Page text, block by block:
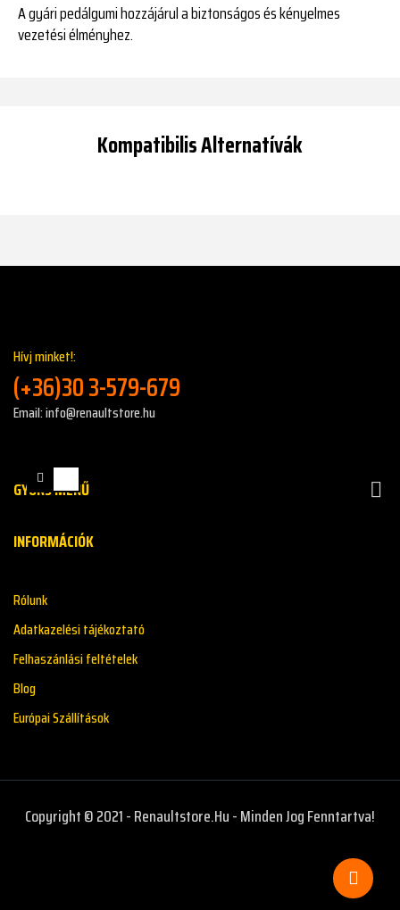
A gyári pedálgumi hozzájárul a biztonságos és kényelmes
vezetési élményhez.
Kompatibilis Alternatívák
Hívj minket!:
(+36)30 3-579-679
Email: info@renaultstore.hu
GYORS MENŰ 
INFORMÁCIÓK
Rólunk
Adatkazelési tájékoztató
Felhaszánlási feltételek
Blog
Európai Szállítások
Copyright © 2021 - Renaultstore.hu - Minden Jog Fenntartva!